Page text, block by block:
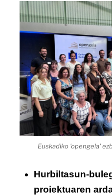
Euskadiko 'opengela'
Hurbiltasun-
proiektuaren